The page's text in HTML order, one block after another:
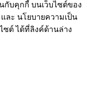
กับคุกกี้ บนเว็บไซต์ของ
ละ นโยบายความเป็น
ซต์ ได้ที่ลิงค์ด้านล่าง